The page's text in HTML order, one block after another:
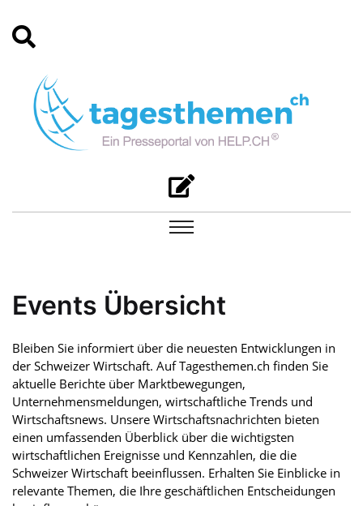
Events Übersicht
Bleiben Sie informiert über die neuesten Entwicklungen in
der Schweizer Wirtschaft. Auf Tagesthemen.ch finden Sie
aktuelle Berichte über Marktbewegungen,
Unternehmensmeldungen, wirtschaftliche Trends und
Wirtschaftsnews. Unsere Wirtschaftsnachrichten bieten
einen umfassenden Überblick über die wichtigsten
wirtschaftlichen Ereignisse und Kennzahlen, die die
Schweizer Wirtschaft beeinflussen. Erhalten Sie Einblicke in
relevante Themen, die Ihre geschäftlichen Entscheidungen